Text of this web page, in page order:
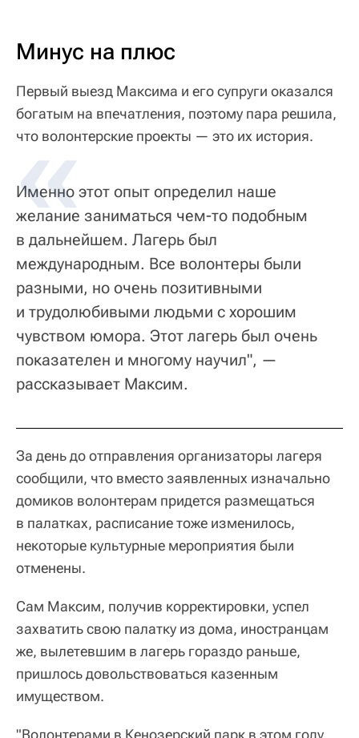
Минус на плюс
Первый выезд Максима и его супруги оказался
богатым на впечатления, поэтому пара решила,
что волонтерские проекты — это их история.
Именно этот опыт определил наше
желание заниматься чем-то подобным
в дальнейшем. Лагерь был
международным. Все волонтеры были
разными, но очень позитивными
и трудолюбивыми людьми с хорошим
чувством юмора. Этот лагерь был очень
показателен и многому научил", —
рассказывает Максим.
За день до отправления организаторы лагеря
сообщили, что вместо заявленных изначально
домиков волонтерам придется размещаться
в палатках, расписание тоже изменилось,
некоторые культурные мероприятия были
отменены.
Сам Максим, получив корректировки, успел
захватить свою палатку из дома, иностранцам
же, вылетевшим в лагерь гораздо раньше,
пришлось довольствоваться казенным
имуществом.